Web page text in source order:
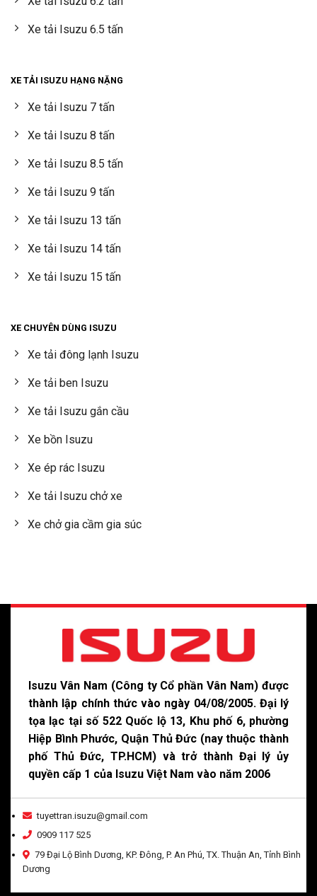
Xe tải Isuzu 6.5 tấn
XE TẢI ISUZU HẠNG NẶNG
Xe tải Isuzu 7 tấn
Xe tải Isuzu 8 tấn
Xe tải Isuzu 8.5 tấn
Xe tải Isuzu 9 tấn
Xe tải Isuzu 13 tấn
Xe tải Isuzu 14 tấn
Xe tải Isuzu 15 tấn
XE CHUYÊN DÙNG ISUZU
Xe tải đông lạnh Isuzu
Xe tải ben Isuzu
Xe tải Isuzu gắn cầu
Xe bồn Isuzu
Xe ép rác Isuzu
Xe tải Isuzu chở xe
Xe chở gia cầm gia súc
Isuzu Vân Nam (Công ty Cổ phần Vân Nam) được
thành lập chính thức vào ngày 04/08/2005. Đại lý
tọa lạc tại số 522 Quốc lộ 13, Khu phố 6, phường
Hiệp Bình Phước, Quận Thủ Đức (nay thuộc thành
phố Thủ Đức, TP.HCM) và trở thành Đại lý ủy
quyền cấp 1 của Isuzu Việt Nam vào năm 2006
tuyettran.isuzu@gmail.com
0909 117 525
79 Đại Lộ Bình Dương, KP. Đông, P. An Phú, TX. Thuận An, Tỉnh Bình
Dương